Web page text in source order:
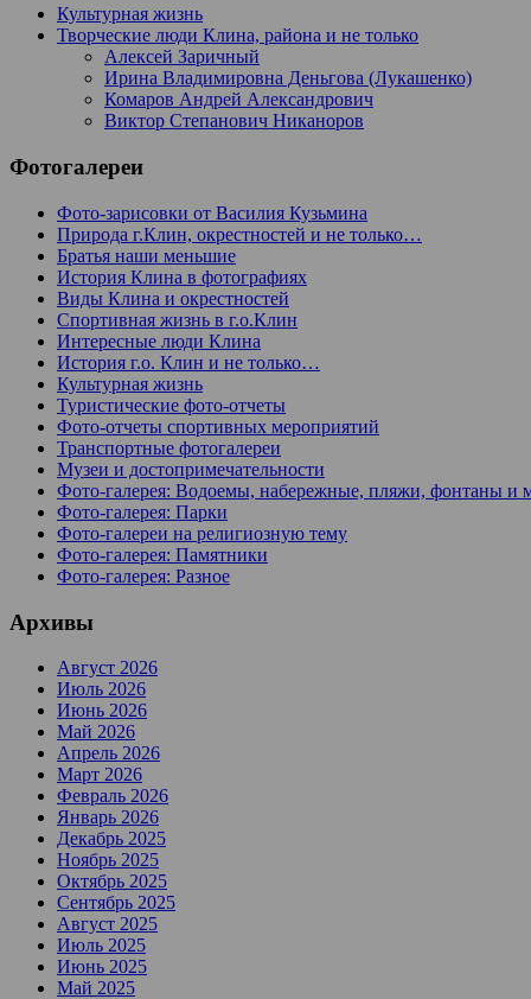
Культурная жизнь
Творческие люди Клина, района и не только
Алексей Заричный
Ирина Владимировна Деньгова (Лукашенко)
Комаров Андрей Александрович
Виктор Степанович Никаноров
Фотогалереи
Фото-зарисовки от Василия Кузьмина
Природа г.Клин, окрестностей и не только…
Братья наши меньшие
История Клина в фотографиях
Виды Клина и окрестностей
Спортивная жизнь в г.о.Клин
Интересные люди Клина
История г.о. Клин и не только…
Культурная жизнь
Туристические фото-отчеты
Фото-отчеты спортивных мероприятий
Транспортные фотогалереи
Музеи и достопримечательности
Фото-галерея: Водоемы, набережные, пляжи, фонтаны и
Фото-галерея: Парки
Фото-галереи на религиозную тему
Фото-галерея: Памятники
Фото-галерея: Разное
Архивы
Август 2026
Июль 2026
Июнь 2026
Май 2026
Апрель 2026
Март 2026
Февраль 2026
Январь 2026
Декабрь 2025
Ноябрь 2025
Октябрь 2025
Сентябрь 2025
Август 2025
Июль 2025
Июнь 2025
Май 2025